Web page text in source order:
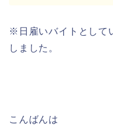
※日雇いバイトとして
しました。
こんばんは